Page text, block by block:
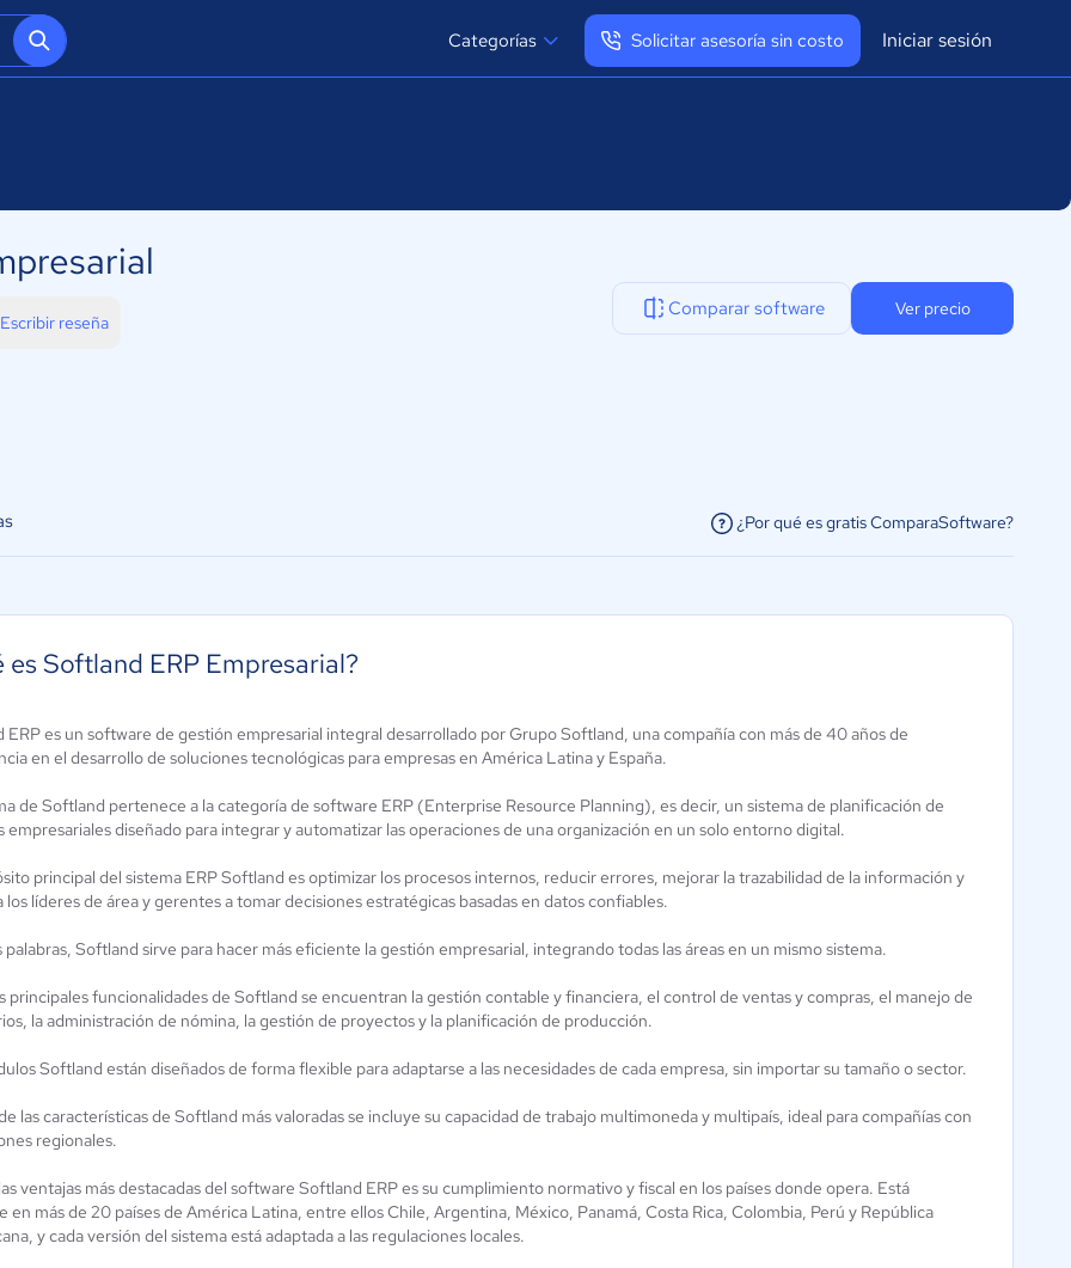
Categorías Solicitar asesoría sin costo Iniciar sesión
Escribir reseña
Comparar software Ver precio
¿Por qué es gratis ComparaSoftware?
ERP Standard ERP
4.5 / 5
SAP Business
One
4.1 / 5
Siigo Nube
es Softland ERP Empresarial?
ERP es un software de gestión empresarial integral desarrollado por Grupo Softland, una compañía con más de 40 años de
en el desarrollo de soluciones tecnológicas para empresas en América Latina y España.
de Softland pertenece a la categoría de software ERP (Enterprise Resource Planning), es decir, un sistema de planificación de
empresariales diseñado para integrar y automatizar las operaciones de una organización en un solo entorno digital.
principal del sistema ERP Softland es optimizar los procesos internos, reducir errores, mejorar la trazabilidad de la información y
los líderes de área y gerentes a tomar decisiones estratégicas basadas en datos confiables.
palabras, Softland sirve para hacer más eficiente la gestión empresarial, integrando todas las áreas en un mismo sistema.
principales funcionalidades de Softland se encuentran la gestión contable y financiera, el control de ventas y compras, el manejo de
la administración de nómina, la gestión de proyectos y la planificación de producción.
Softland están diseñados de forma flexible para adaptarse a las necesidades de cada empresa, sin importar su tamaño o sector.
las características de Softland más valoradas se incluye su capacidad de trabajo multimoneda y multipaís, ideal para compañías con
regionales.
ventajas más destacadas del software Softland ERP es su cumplimiento normativo y fiscal en los países donde opera. Está
en más de 20 países de América Latina, entre ellos Chile, Argentina, México, Panamá, Costa Rica, Colombia, Perú y República
y cada versión del sistema está adaptada a las regulaciones locales.